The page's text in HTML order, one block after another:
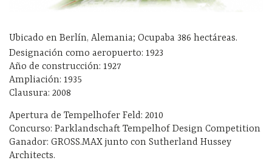
Ubicado en Berlín, Alemania; Ocupaba 386 hectáreas.
Designación como aeropuerto: 1923
Año de construcción: 1927
Ampliación: 1935
Clausura: 2008
Apertura de Tempelhofer Feld: 2010
Concurso: Parklandschaft Tempelhof Design Competition
Ganador: GROSS.MAX junto con Sutherland Hussey
Architects.